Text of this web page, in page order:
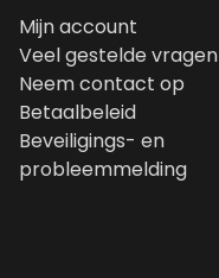
Mijn account
Veel gestelde vragen
Neem contact op
Betaalbeleid
Beveiligings- en
probleemmelding